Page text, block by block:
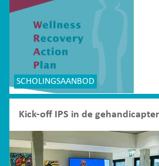
SCHOLINGSAANBOD
Kick-off IPS in de